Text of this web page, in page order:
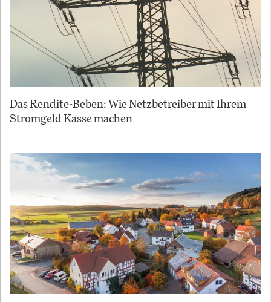
Das Rendite-Beben: Wie Netzbetreiber mit Ihrem
Stromgeld Kasse machen